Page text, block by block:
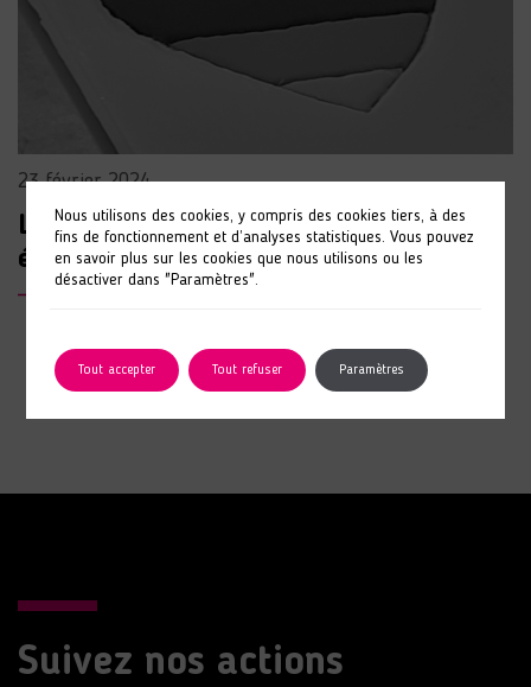
23 février 2024
La Saint Valentin dans les
établissements ANAIS
Suivez nos actions
Nous utilisons des cookies, y compris des cookies tiers, à des
fins de fonctionnement et d’analyses statistiques. Vous pouvez
en savoir plus sur les cookies que nous utilisons ou les
désactiver dans "Paramètres".
Tout accepter Tout refuser Paramètres